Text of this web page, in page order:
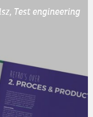
Test engineering